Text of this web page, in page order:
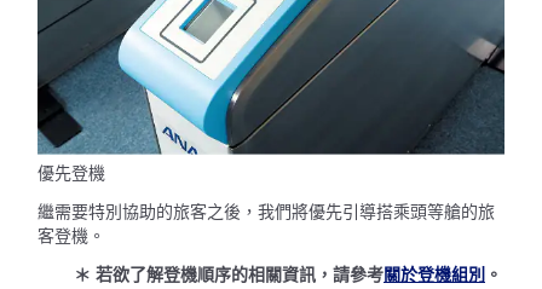
優先登機
繼需要特別協助的旅客之後，我們將優先引導搭乘頭等艙的旅
客登機。
＊ 若欲了解登機順序的相關資訊，請參考關於登機組別 。